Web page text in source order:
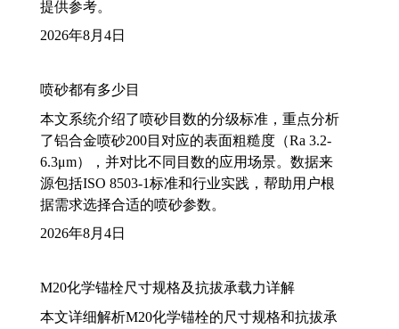
提供参考。
2026年8月4日
喷砂都有多少目
本文系统介绍了喷砂目数的分级标准，重点分析
了铝合金喷砂200目对应的表面粗糙度（Ra 3.2-
6.3μm），并对比不同目数的应用场景。数据来
源包括ISO 8503-1标准和行业实践，帮助用户根
据需求选择合适的喷砂参数。
2026年8月4日
M20化学锚栓尺寸规格及抗拔承载力详解
本文详细解析M20化学锚栓的尺寸规格和抗拔承